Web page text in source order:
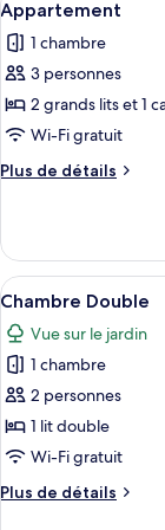
de
chambre
Bungalow
toutes
les
photos
pour
ce
type
de
Appartement
5
Appartement
1 chambre
3 personnes
2 grands lits et 1
Wi-Fi gratuit
Plus de détails
Plus
le
type
de
chambre
Appartement
Afficher
toutes
les
photos
pour
ce
type
chambre :
4
Chambre Double
Vue sur le jardin
1 chambre
2 personnes
1 lit double
Wi-Fi gratuit
Plus de détails
Plus